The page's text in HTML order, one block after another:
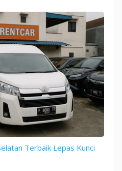
Terbaik Lepas Kunci